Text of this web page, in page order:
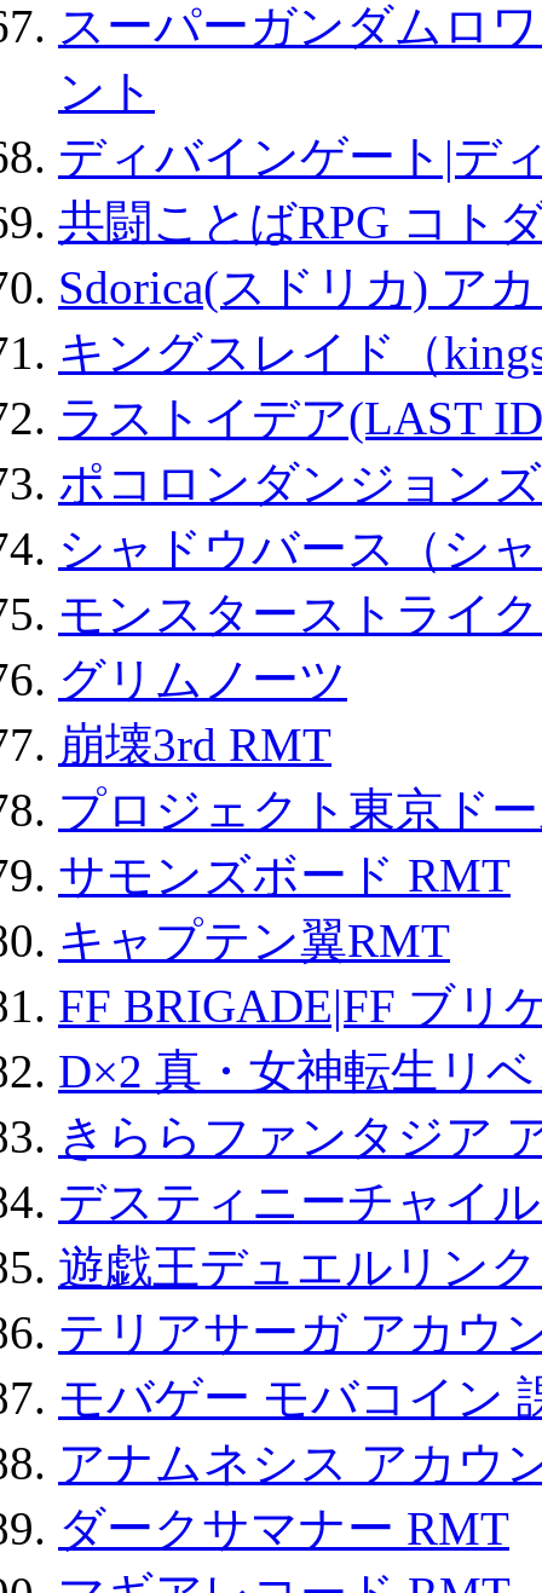
スーパーガンダムロ
ント
ディバインゲート|デ
共闘ことばRPG コト
Sdorica(スドリカ) ア
キングスレイド（
ラストイデア(LAST
ポコロンダンジョン
シャドウバース（シ
モンスターストライ
グリムノーツ
崩壊3rd RMT
プロジェクト東京ド
サモンズボード RMT
キャプテン翼RMT
FF BRIGADE|FF ブリ
D×2 真・女神転生リ
きららファンタジア
デスティニーチャイ
遊戯王デュエルリン
テリアサーガ アカウ
モバゲー モバコイン
アナムネシス アカウ
ダークサマナー RMT